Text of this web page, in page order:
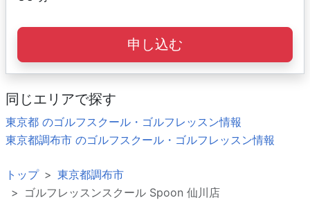
申し込む
同じエリアで探す
東京都 のゴルフスクール・ゴルフレッスン情報
東京都調布市 のゴルフスクール・ゴルフレッスン情報
トップ
東京都調布市
ゴルフレッスンスクール Spoon 仙川店